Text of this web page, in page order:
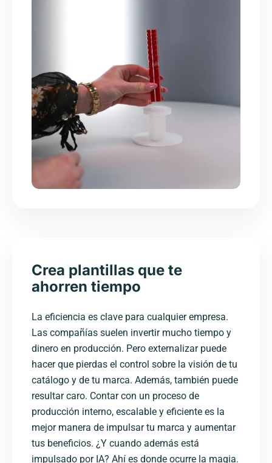
Crea plantillas que te
ahorren tiempo
La eficiencia es clave para cualquier empresa.
Las compañías suelen invertir mucho tiempo y
dinero en producción. Pero externalizar puede
hacer que pierdas el control sobre la visión de tu
catálogo y de tu marca. Además, también puede
resultar caro. Contar con un proceso de
producción interno, escalable y eficiente es la
mejor manera de impulsar tu marca y aumentar
tus beneficios. ¿Y cuando además está
impulsado por IA? Ahí es donde ocurre la magia.